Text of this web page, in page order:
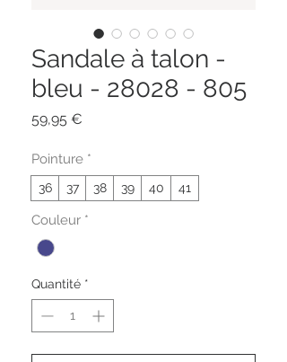
Sandale à talon -
bleu - 28028 - 805
59,95 €
Pointure *
36 37 38 39 40 41
Couleur *
Quantité *